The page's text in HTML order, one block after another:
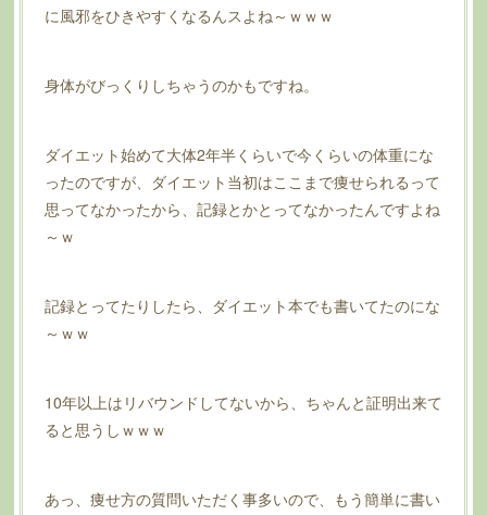
に風邪をひきやすくなるんスよね～ｗｗｗ
身体がびっくりしちゃうのかもですね。
ダイエット始めて大体2年半くらいで今くらいの体重にな
ったのですが、ダイエット当初はここまで痩せられるって
思ってなかったから、記録とかとってなかったんですよね
～ｗ
記録とってたりしたら、ダイエット本でも書いてたのにな
～ｗｗ
10年以上はリバウンドしてないから、ちゃんと証明出来て
ると思うしｗｗｗ
あっ、痩せ方の質問いただく事多いので、もう簡単に書い